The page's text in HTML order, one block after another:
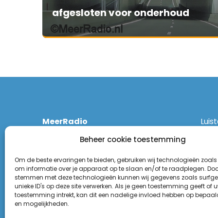
Beheer cookie toestemming
Om de beste ervaringen te bieden, gebruiken wij technologieën
om informatie over je apparaat op te slaan en/of te raadplegen.
stemmen met deze technologieën kunnen wij gegevens zoals
unieke ID's op deze site verwerken. Als je geen toestemming geeft of
toestemming intrekt, kan dit een nadelige invloed hebben op
en mogelijkheden.
afgesloten voor onderhoud
MeerRadio
2131 CT Hoofddorp
(023) 55 55 900
Disclaimer
Privacy Statement